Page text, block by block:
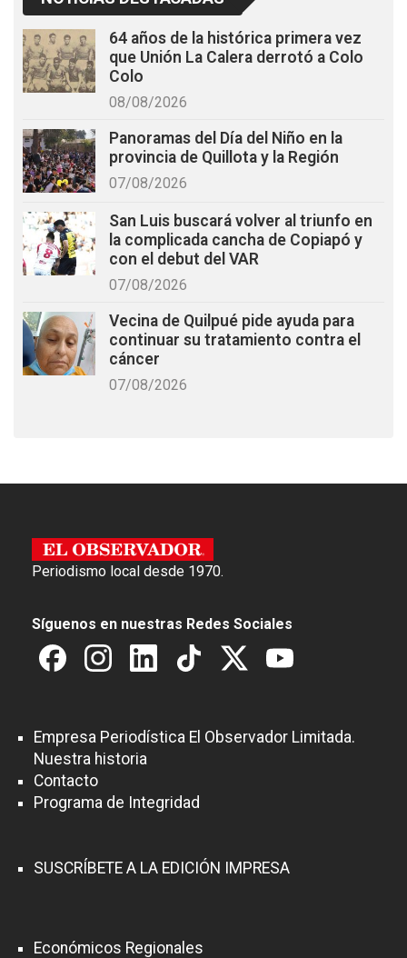
64 años de la histórica primera vez
que Unión La Calera derrotó a Colo
Colo
08/08/2026
Panoramas del Día del Niño en la
provincia de Quillota y la Región
07/08/2026
San Luis buscará volver al triunfo en
la complicada cancha de Copiapó y
con el debut del VAR
07/08/2026
Vecina de Quilpué pide ayuda para
continuar su tratamiento contra el
cáncer
07/08/2026
Periodismo local desde 1970.
Síguenos en nuestras Redes Sociales
Empresa Periodística El Observador Limitada.
Nuestra historia
Contacto
Programa de Integridad
SUSCRÍBETE A LA EDICIÓN IMPRESA
Económicos Regionales